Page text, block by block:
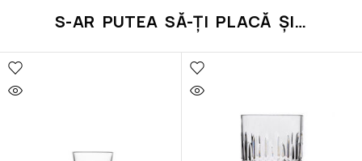
S-AR PUTEA SĂ-ȚI PLACĂ ȘI…